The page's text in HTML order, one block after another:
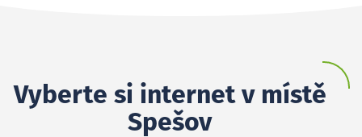
Vyberte si internet v místě
Spešov